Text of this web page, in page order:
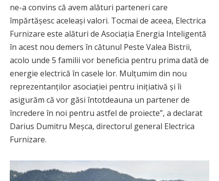
ne-a convins că avem alături parteneri care
împărtășesc aceleași valori. Tocmai de aceea, Electrica
Furnizare este alături de Asociația Energia Inteligentă
în acest nou demers în cătunul Peste Valea Bistrii,
acolo unde 5 familii vor beneficia pentru prima dată de
energie electrică în casele lor. Mulțumim din nou
reprezentanților asociației pentru inițiativă și îi
asigurăm că vor găsi întotdeauna un partener de
încredere în noi pentru astfel de proiecte”, a declarat
Darius Dumitru Meșca, directorul general Electrica
Furnizare.